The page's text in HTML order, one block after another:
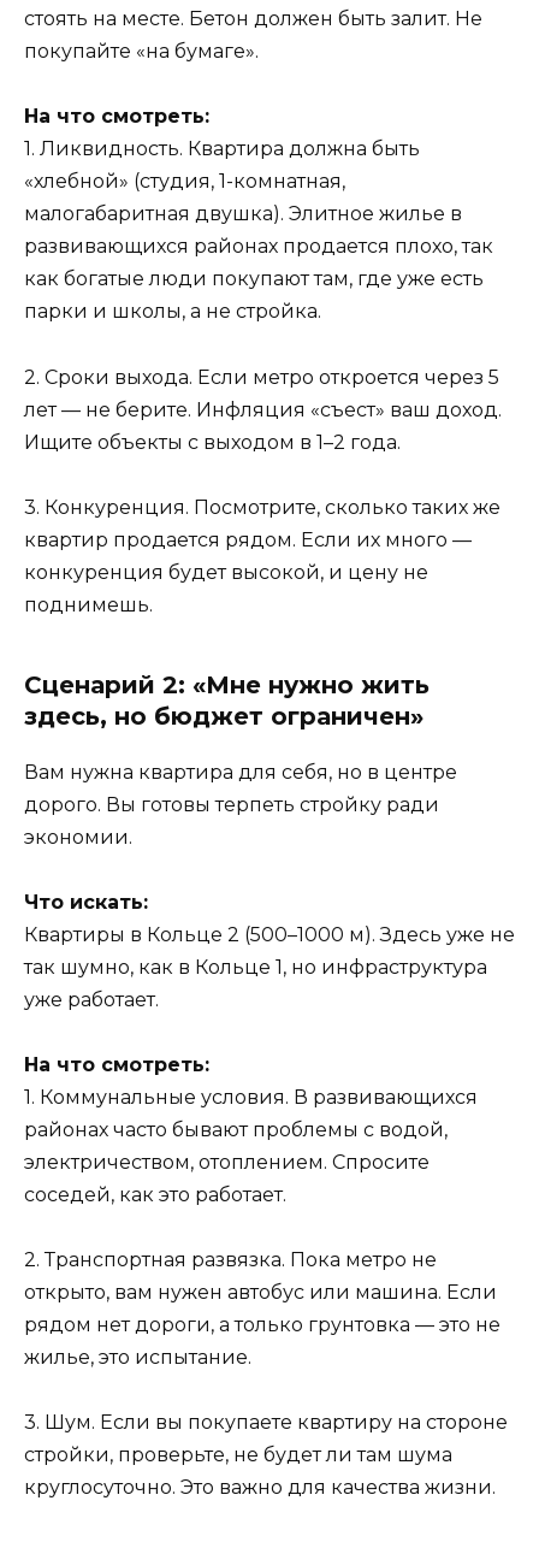
стоять на месте. Бетон должен быть залит. Не
покупайте «на бумаге».
На что смотреть:
1. Ликвидность. Квартира должна быть
«хлебной» (студия, 1-комнатная,
малогабаритная двушка). Элитное жилье в
развивающихся районах продается плохо, так
как богатые люди покупают там, где уже есть
парки и школы, а не стройка.
2. Сроки выхода. Если метро откроется через 5
лет — не берите. Инфляция «съест» ваш доход.
Ищите объекты с выходом в 1–2 года.
3. Конкуренция. Посмотрите, сколько таких же
квартир продается рядом. Если их много —
конкуренция будет высокой, и цену не
поднимешь.
Сценарий 2: «Мне нужно жить
здесь, но бюджет ограничен»
Вам нужна квартира для себя, но в центре
дорого. Вы готовы терпеть стройку ради
экономии.
Что искать:
Квартиры в Кольце 2 (500–1000 м). Здесь уже не
так шумно, как в Кольце 1, но инфраструктура
уже работает.
На что смотреть:
1. Коммунальные условия. В развивающихся
районах часто бывают проблемы с водой,
электричеством, отоплением. Спросите
соседей, как это работает.
2. Транспортная развязка. Пока метро не
открыто, вам нужен автобус или машина. Если
рядом нет дороги, а только грунтовка — это не
жилье, это испытание.
3. Шум. Если вы покупаете квартиру на стороне
стройки, проверьте, не будет ли там шума
круглосуточно. Это важно для качества жизни.